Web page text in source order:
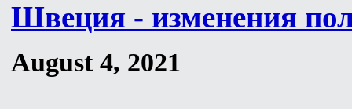
Швеция - изменения
August 4, 2021